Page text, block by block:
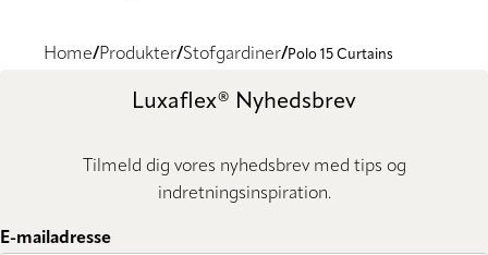
Home Produkter Stofgardiner Polo 15 Curtains
Luxaflex® Nyhedsbrev
Tilmeld dig vores nyhedsbrev med tips og
indretningsinspiration.
E-mailadresse